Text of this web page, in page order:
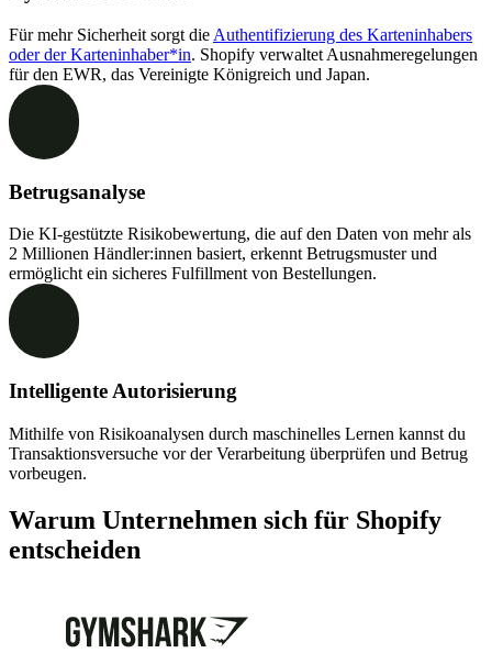
Für mehr Sicherheit sorgt die Authentifizierung des Karteninhabers
oder der Karteninhaber*in. Shopify verwaltet Ausnahmeregelungen
für den EWR, das Vereinigte Königreich und Japan.
Betrugsanalyse
Die KI-gestützte Risikobewertung, die auf den Daten von mehr als
2 Millionen Händler:innen basiert, erkennt Betrugsmuster und
ermöglicht ein sicheres Fulfillment von Bestellungen.
Intelligente Autorisierung
Mithilfe von Risikoanalysen durch maschinelles Lernen kannst du
Transaktionsversuche vor der Verarbeitung überprüfen und Betrug
vorbeugen.
Warum Unternehmen sich für Shopify
entscheiden